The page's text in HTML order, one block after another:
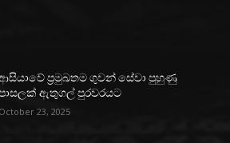
ප්‍රමුඛතම ගුවන් සේවා පුහුණු
ඇතුගල් පුරවරයට
October 23, 2025